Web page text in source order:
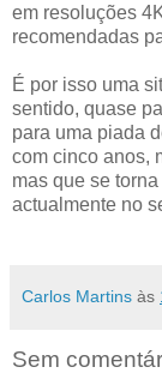
em resoluções
recomendadas
É por isso uma
sentido, quase
para uma piada
com cinco anos,
mas que se
actualmente no
Carlos Martins às
Sem